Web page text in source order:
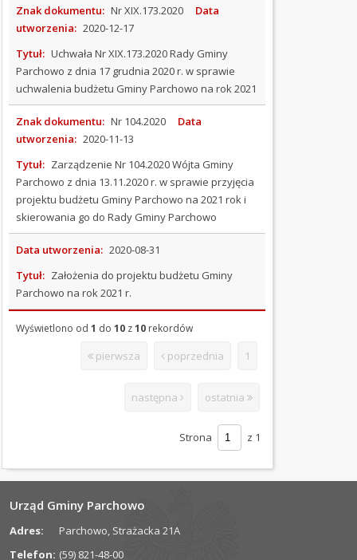
rok
Budżet
na
2025
rok
Budżet
na
2026
RAPORT
O
STANIE
GMINY
ORGANIZACYJNE
OŚWIADCZENIA
MAJĄTKOWE
I
OPŁATY
Znak dokumentu: Nr XIX.173.2020
Data
utworzenia: 2020-12-17
Tytuł: Uchwała Nr XIX.173.2020 Rady Gminy
Parchowo z dnia 17 grudnia 2020 r. w sprawie
uchwalenia budżetu Gminy Parchowo na rok 2021
Znak dokumentu: Nr 104.2020
Data
utworzenia: 2020-11-13
Tytuł: Zarządzenie Nr 104.2020 Wójta Gminy
Parchowo z dnia 13.11.2020 r. w sprawie przyjęcia
projektu budżetu Gminy Parchowo na 2021 rok i
skierowania go do Rady Gminy Parchowo
Data utworzenia: 2020-08-31
Tytuł: Założenia do projektu budżetu Gminy
Parchowo na rok 2021 r.
Wyświetlono od1 do10 z10 rekordów
pierwsza poprzednia 1
następna ostatnia
Strona z 1
Urząd Gminy Parchowo
Adres:
Parchowo, Strażacka 21A
Telefon: (59) 821-48-00